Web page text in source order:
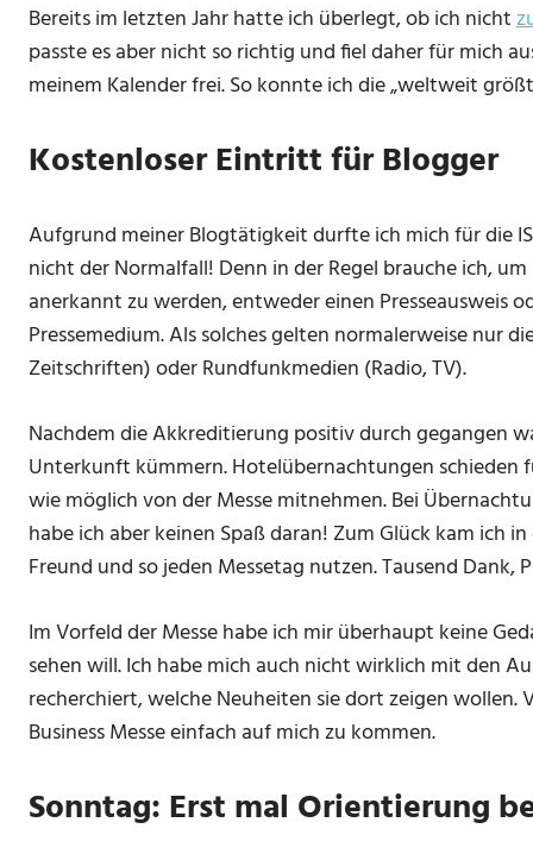
Bereits im letzten Jahr hatte ich überlegt, ob ich nicht
passte es aber nicht so richtig und fiel daher für mich
meinem Kalender frei. So konnte ich die weltweit
Kostenloser Eintritt für Blogger
Aufgrund meiner Blogtätigkeit durfte ich mich für die
nicht der Normalfall! Denn in der Regel brauche ich,
anerkannt zu werden, entweder einen Presseausweis
Pressemedium. Als solches gelten normalerweise nur
Zeitschriften) oder Rundfunkmedien (Radio, TV).
Nachdem die Akkreditierung positiv durch gegangen
Unterkunft kümmern. Hotelübernachtungen schieden
wie möglich von der Messe mitnehmen. Bei
habe ich aber keinen Spaß daran! Zum Glück kam ich
Freund und so jeden Messetag nutzen. Tausend Dank,
Im Vorfeld der Messe habe ich mir überhaupt keine
sehen will. Ich habe mich auch nicht wirklich mit den
recherchiert, welche Neuheiten sie dort zeigen wollen.
Business Messe einfach auf mich zu kommen.
Sonntag: Erst mal Orientierung